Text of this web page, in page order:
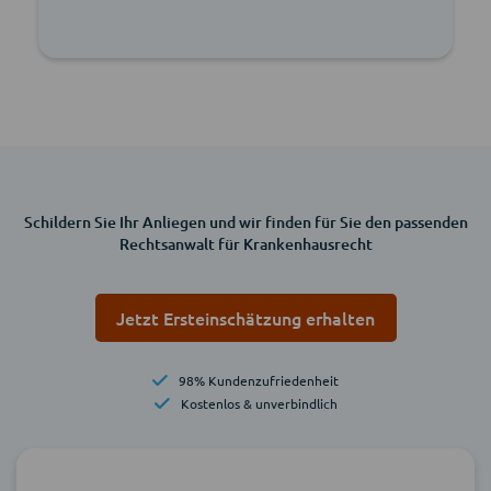
Schildern Sie Ihr Anliegen und wir finden für Sie den passenden
Rechtsanwalt für Krankenhausrecht
Jetzt Ersteinschätzung erhalten
98% Kundenzufriedenheit
Kostenlos & unverbindlich